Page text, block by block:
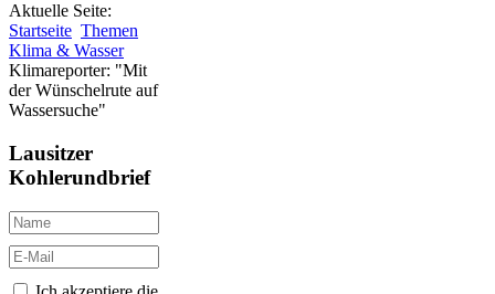
Aktuelle Seite:
Startseite Themen
Klima & Wasser
Klimareporter: "Mit
der Wünschelrute auf
Wassersuche"
Lausitzer
Kohlerundbrief